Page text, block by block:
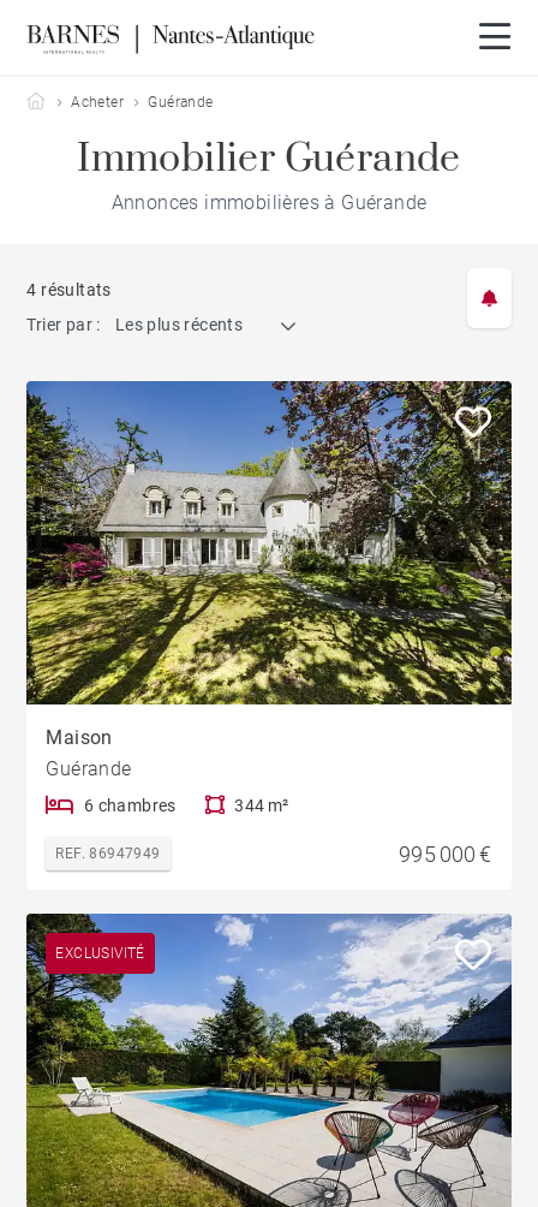
Barnes Nantes-Atlantique
Acheter Guérande
Immobilier Guérande
Annonces immobilières à Guérande
4 résultats
Trier par :
Les plus récents
Maison
Guérande
6 chambres 344 m²
REF. 86947949 995 000 €
EXCLUSIVITÉ